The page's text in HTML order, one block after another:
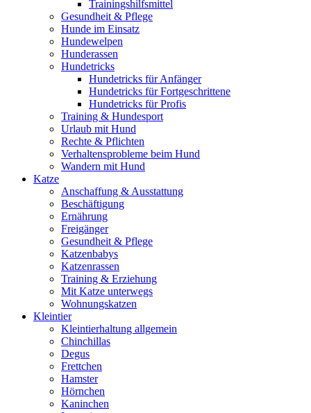
Trainingshilfsmittel
Gesundheit & Pflege
Hunde im Einsatz
Hundewelpen
Hunderassen
Hundetricks
Hundetricks für Anfänger
Hundetricks für Fortgeschrittene
Hundetricks für Profis
Training & Hundesport
Urlaub mit Hund
Rechte & Pflichten
Verhaltensprobleme beim Hund
Wandern mit Hund
Katze
Anschaffung & Ausstattung
Beschäftigung
Ernährung
Freigänger
Gesundheit & Pflege
Katzenbabys
Katzenrassen
Training & Erziehung
Mit Katze unterwegs
Wohnungskatzen
Kleintier
Kleintierhaltung allgemein
Chinchillas
Degus
Frettchen
Hamster
Hörnchen
Kaninchen